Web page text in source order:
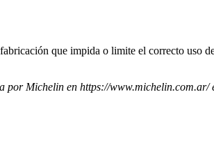
que impida o limite el correcto uso
Michelin en https://www.michelin.com.ar/